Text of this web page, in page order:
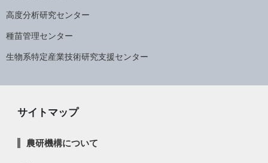
高度分析研究センター
種苗管理センター
生物系特定産業技術研究支援センター
サイトマップ
農研機構について